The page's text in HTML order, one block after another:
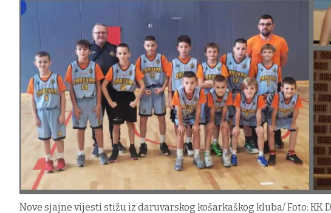
Nove sjajne vijesti stižu iz daruvarskog košarkaškog kluba/ Foto: KK